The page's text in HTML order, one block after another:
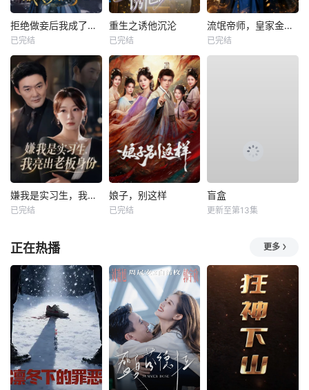
拒绝做妾后我成了太子侧妃
已完结
重生之诱他沉沦
已完结
流氓帝师，皇家金牌县令
已完结
嫌我是实习生，我亮出老板身份
已完结
娘子，别这样
已完结
盲盒
更新至第13集
正在热播 更多